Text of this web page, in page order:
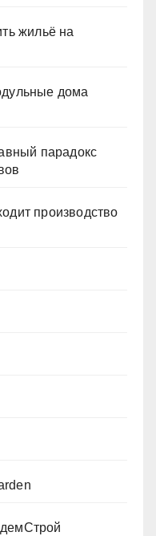
жильё на
дома
парадокс
производство